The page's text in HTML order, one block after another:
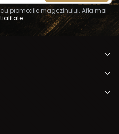
promotiile magazinului. Afla mai